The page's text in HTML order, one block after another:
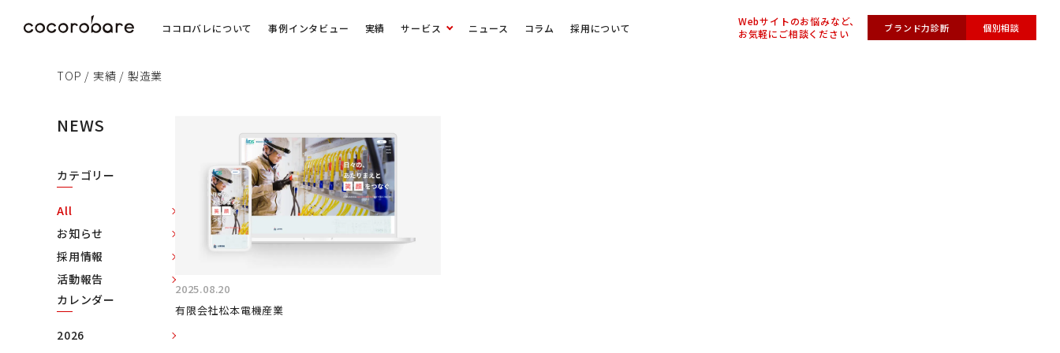
ココロバレについて 事例インタビュー 実績 サービス ニュース コラム 採用について
Webサイトのお悩みなど、
お気軽にご相談ください
ブランド力診断 個別相談
TOP / 実績 / 製造業
NEWS
カテゴリー
All
お知らせ
採用情報
活動報告
カレンダー
2026
2025.08.20
有限会社松本電機産業